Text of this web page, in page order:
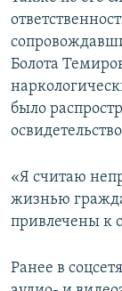
Болота
было
«Я считаю
жизнью
привлечены к
Ранее в